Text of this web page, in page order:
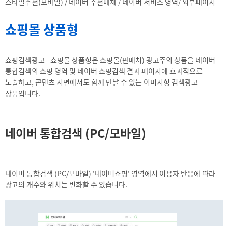
쇼핑몰 상품형
쇼핑검색광고 - 쇼핑몰 상품형은 쇼핑몰(판매처) 광고주의 상품을 네이버
통합검색의 쇼핑 영역 및 네이버 쇼핑검색 결과 페이지에 효과적으로
노출하고, 콘텐츠 지면에서도 함께 만날 수 있는 이미지형 검색광고
상품입니다.
네이버 통합검색 (PC/모바일)
네이버 통합검색 (PC/모바일) '네이버쇼핑' 영역에서 이용자 반응에 따라
광고의 개수와 위치는 변화할 수 있습니다.